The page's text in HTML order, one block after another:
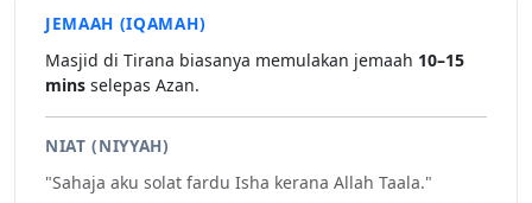
JEMAAH (IQAMAH)
Masjid di Tirana biasanya memulakan jemaah 10–15
mins selepas Azan.
NIAT (NIYYAH)
"Sahaja aku solat fardu Isha kerana Allah Taala."